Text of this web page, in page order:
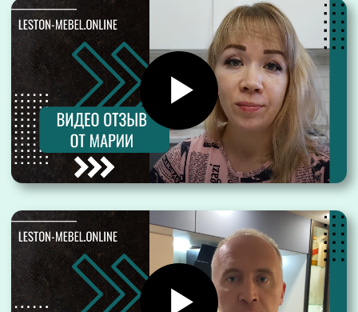
Европейские материалы и
комплектующие обеспечивают
экологичность и безопасность кухонь
Европейские материалы
Надежная фурнитура